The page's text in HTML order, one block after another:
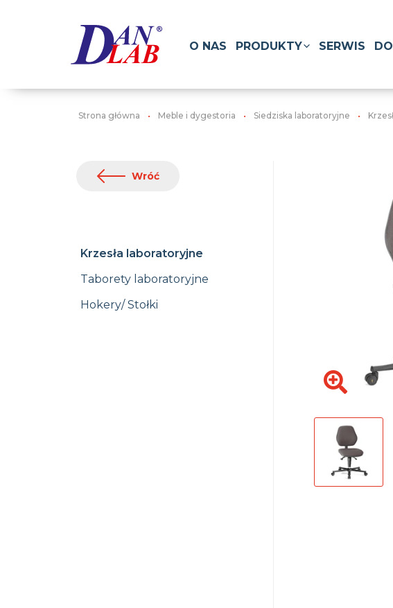
O NAS PRODUKTY SERWIS
Strona główna Meble i dygestoria Siedziska laboratoryjne
Wróć
Krzesła laboratoryjne
Taborety laboratoryjne
Hokery/ Stołki